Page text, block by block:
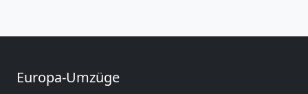
Europa-Umzüge